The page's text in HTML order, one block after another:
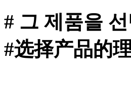
# 그 제품을
#选择产品的